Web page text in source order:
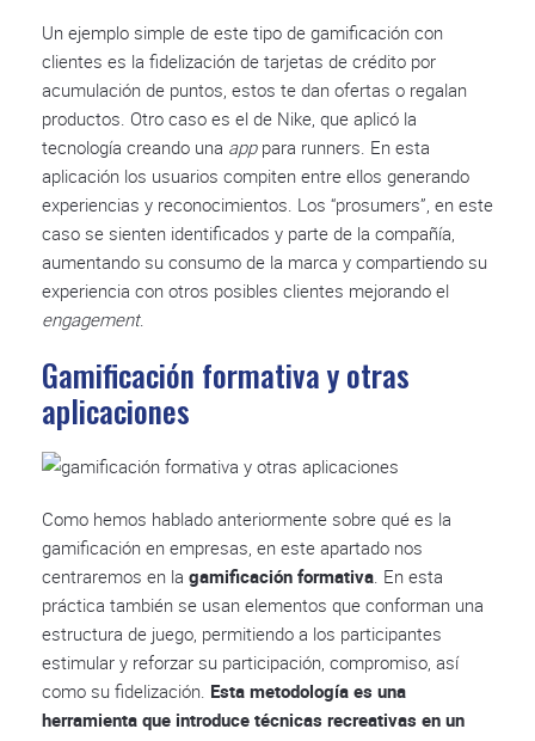
Un ejemplo simple de este tipo de gamificación con
clientes es la fidelización de tarjetas de crédito por
acumulación de puntos, estos te dan ofertas o regalan
productos. Otro caso es el de Nike, que aplicó la
tecnología creando una apppara runners. En esta
aplicación los usuarios compiten entre ellos generando
experiencias y reconocimientos. Los “prosumers”, en este
caso se sienten identificados y parte de la compañía,
aumentando su consumo de la marca y compartiendo su
experiencia con otros posibles clientes mejorando el
engagement.
Gamificación formativa y otras
aplicaciones
Como hemos hablado anteriormente sobre qué es la
gamificación en empresas, en este apartado nos
centraremos en la gamificación formativa . En esta
práctica también se usan elementos que conforman una
estructura de juego, permitiendo a los participantes
estimular y reforzar su participación, compromiso, así
como su fidelización. Esta metodología es una
herramienta que introduce técnicas recreativas en un